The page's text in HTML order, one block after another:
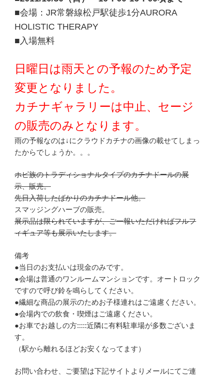
■会場：JR常磐線松戸駅徒歩1分AURORA
HOLISTIC THERAPY
■入場無料
日曜日は雨天との予報のため予定
変更となりました。
カチナギャラリーは中止、セージ
の販売のみとなります。
雨の予報なのは↓にクラウドカチナの画像の載せてしまっ
たからでしょうか。。。
ホピ族のトラディショナルタイプのカチナドールの展
示、販売。
先日入荷したばかりのカチナドール他。
スマッジングハーブの販売。
展示品は限られていますが、ご一報いただければフルフ
ィギュア等も展示いたします。
備考
●当日のお支払いは現金のみです。
●会場は普通のワンルームマンションです。オートロック
ですので呼び鈴を鳴らしてください。
●繊細な商品の展示のためお子様連れはご遠慮ください。
●会場内での飲食・喫煙はご遠慮ください。
●お車でお越しの方:::::近隣に有料駐車場が多数ございま
す。
（駅から離れるほどお安くなってます）
お問い合わせ、ご要望は下記サイトよりメールにてご連